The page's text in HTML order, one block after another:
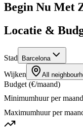
Begin Nu Met
Locatie &
Stad Barcelona
Wijken All
Budget (€/maand)
Minimumhuur per maand
Maximumhuur per